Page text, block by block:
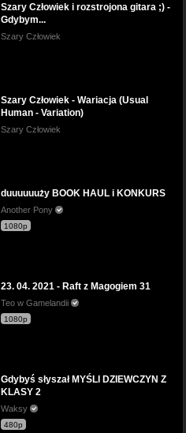
Szary Człowiek i rozstrojona gitara ;) -
Gdybym...
Szary Człowiek
Szary Człowiek - Wariacja (Usual
Human - Variation)
Szary Człowiek
duuuuuuży BOOK HAUL i KONKURS
Another Pony
1080p
23. 04. 2021 - Raft z Magogiem 31
Teo w Gamelandii
1080p
Gdybyś słyszał MYŚLI DZIEWCZYN Z
KLASY 2
Waksy
480p